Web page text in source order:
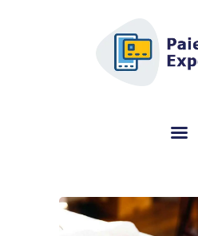
AFSCM.ORG -
Suchen Sie Informationen zum
speziellen Portal können Sie
TERMINAL
ÜBERPRÜFUNG